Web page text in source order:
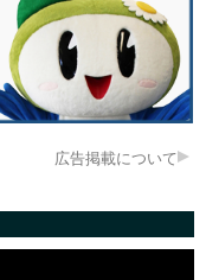
広告掲載について